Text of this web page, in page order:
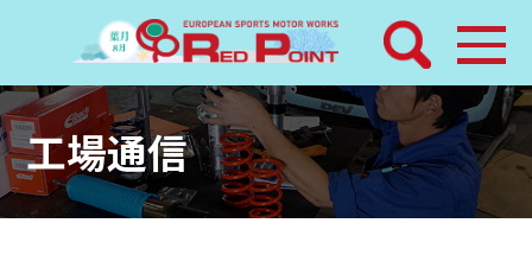
検索
ホーム
トピックス
工場通信